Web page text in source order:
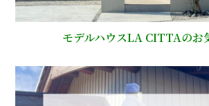
モデルハウスLA CITTAのお